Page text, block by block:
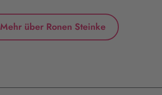
Mehr über Ronen Steinke